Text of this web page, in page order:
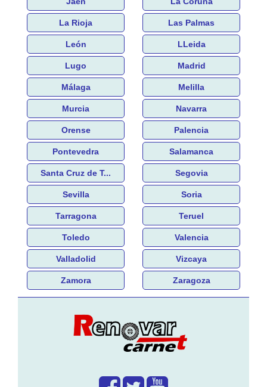
La Rioja Las Palmas
León LLeida
Lugo Madrid
Málaga Melilla
Murcia Navarra
Orense Palencia
Pontevedra Salamanca
Santa Cruz de T... Segovia
Sevilla Soria
Tarragona Teruel
Toledo Valencia
Valladolid Vizcaya
Zamora Zaragoza